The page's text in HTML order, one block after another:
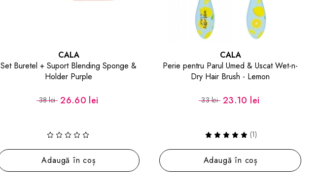
CALA
Set Buretel + Suport Blending Sponge &
Holder Purple
38 lei 26.60 lei
Adaugă în coș
CALA
Perie pentru Parul Umed & Uscat Wet-n-
Dry Hair Brush - Lemon
33 lei 23.10 lei
(1)
Adaugă în coș